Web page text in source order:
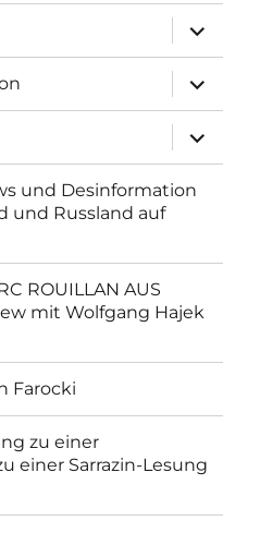
anzeigen
anzeigen
anzeigen
und Desinformation
und Russland auf
ROUILLAN AUS
mit Wolfgang Hajek
Farocki
zu einer
einer Sarrazin-Lesung